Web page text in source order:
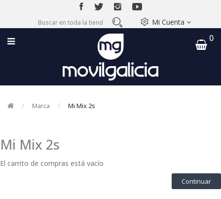
Mi Cuenta
0
Marca Mi Mix 2s
Mi Mix 2s
El carrito de compras está vacío
Continuar